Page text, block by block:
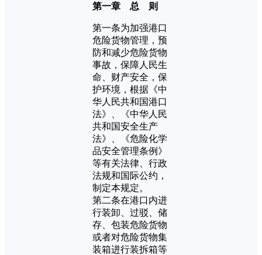
第一章 总 则
第一条为加强港口
危险货物管理，预
防和减少危险货物
事故，保障人民生
命、财产安全，保
护环境，根据《中
华人民共和国港口
法》、《中华人民
共和国安全生产
法》、《危险化学
品安全管理条例》
等有关法律、行政
法规和国际公约，
制定本规定。
第二条在港口内进
行装卸、过驳、储
存、包装危险货物
或者对危险货物集
装箱进行装拆箱等